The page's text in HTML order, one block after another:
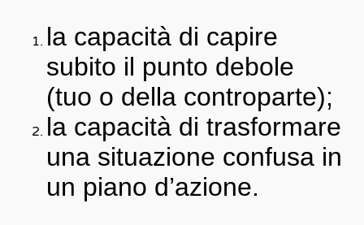
la capacità di capire
subito il punto debole
(tuo o della controparte);
la capacità di trasformare
una situazione confusa in
un piano d’azione.